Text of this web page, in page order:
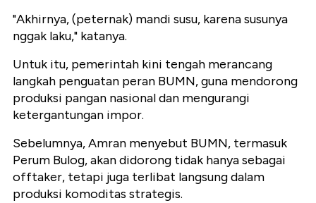
"Akhirnya, (peternak) mandi susu, karena susunya
nggak laku," katanya.
Untuk itu, pemerintah kini tengah merancang
langkah penguatan peran BUMN, guna mendorong
produksi pangan nasional dan mengurangi
ketergantungan impor.
Sebelumnya, Amran menyebut BUMN, termasuk
Perum Bulog, akan didorong tidak hanya sebagai
offtaker, tetapi juga terlibat langsung dalam
produksi komoditas strategis.